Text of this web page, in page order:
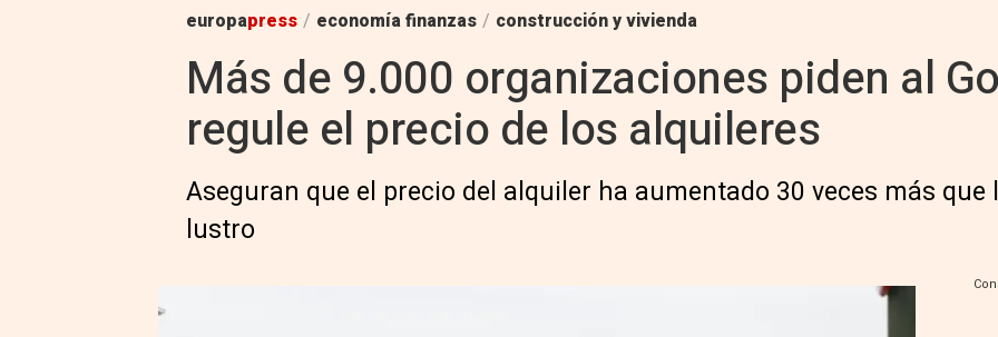
europapress / economía finanzas / construcción y vivienda
Más de 9.000 organizaciones piden al
regule el precio de los alquileres
Aseguran que el precio del alquiler ha aumentado 30 veces más
lustro